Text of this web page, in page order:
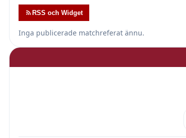
RSS och Widget
Inga publicerade matchreferat ännu.